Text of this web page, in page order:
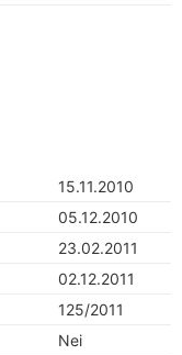
15.11.2010
05.12.2010
23.02.2011
02.12.2011
125/2011
Nei